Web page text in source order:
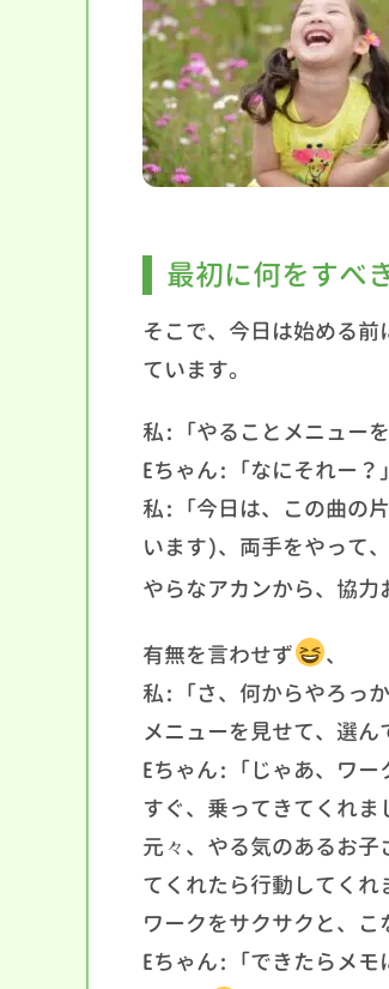
最初に何をすべ
そこで、今日は始める
ています。
私:「やることメニュー
Eちゃん:「なにそれー？」
私:「今日は、この曲の
います)、両手をやって
やらなアカンから、協力
有無を言わせず
、
私:「さ、何からやろっか
メニューを見せて、選ん
Eちゃん:「じゃあ、ワー
すぐ、乗ってきてくれま
元々、やる気のあるお
てくれたら行動してくれ
ワークをサクサクと、こ
Eちゃん:「できたらメモ